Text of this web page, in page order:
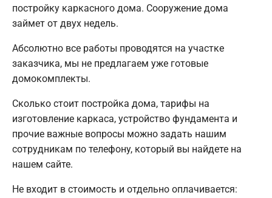
постройку каркасного дома. Сооружение дома
займет от двух недель.
Абсолютно все работы проводятся на участке
заказчика, мы не предлагаем уже готовые
домокомплекты.
Сколько стоит постройка дома, тарифы на
изготовление каркаса, устройство фундамента и
прочие важные вопросы можно задать нашим
сотрудникам по телефону, который вы найдете на
нашем сайте.
Не входит в стоимость и отдельно оплачивается: